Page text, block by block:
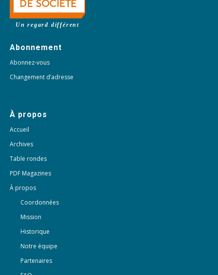
Un regard différent
Abonnement
Abonnez-vous
Changement d’adresse
À propos
Accueil
Archives
Table rondes
PDF Magazines
À propos
Coordonnées
Mission
Historique
Notre équipe
Partenaires